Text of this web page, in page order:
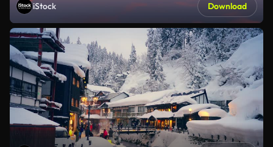
iStock Download